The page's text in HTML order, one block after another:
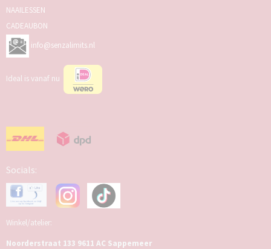
NAAILESSEN
CADEAUBON
info@senzalimits.nl
Ideal is vanaf nu
Socials:
Winkel/atelier:
Noorderstraat 133 9611 AC Sappemeer